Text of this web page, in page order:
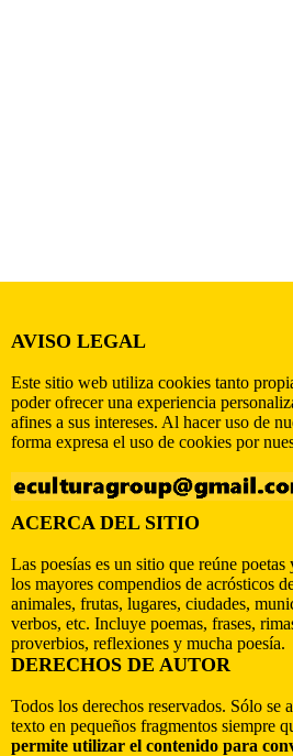
AVISO LEGAL
Este sitio web utiliza cookies tanto
poder ofrecer una experiencia
afines a sus intereses. Al hacer uso de
forma expresa el uso de cookies por
ACERCA DEL SITIO
Las poesías es un sitio que reúne
los mayores compendios de acrósticos
animales, frutas, lugares, ciudades,
verbos, etc. Incluye poemas, frases,
proverbios, reflexiones y mucha poesía.
DERECHOS DE AUTOR
Todos los derechos reservados. Sólo se
texto en pequeños fragmentos siempre
permite utilizar el contenido para